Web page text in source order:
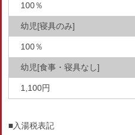
100％
幼児[寝具のみ]
100％
幼児[食事・寝具なし]
1,100円
■入湯税表記